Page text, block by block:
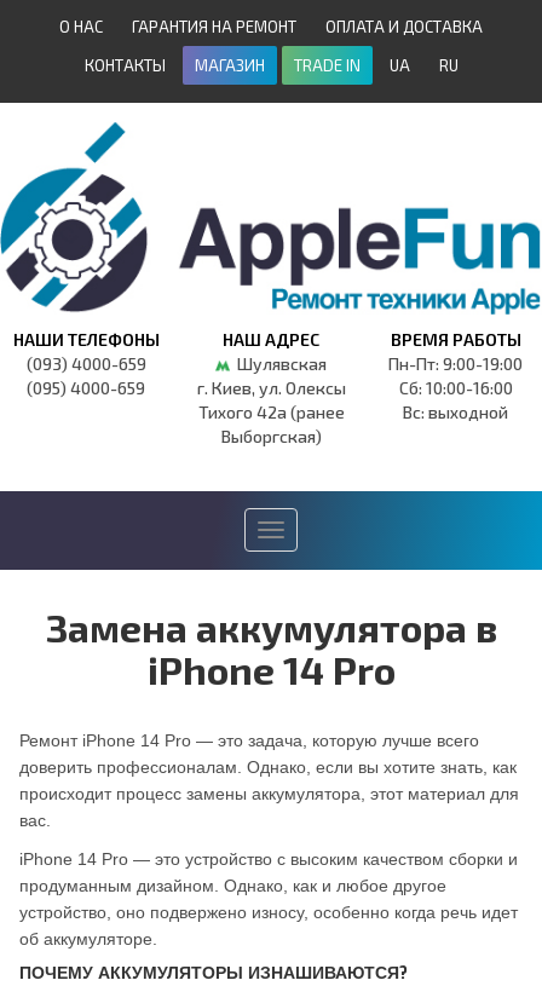
О НАС ГАРАНТИЯ НА РЕМОНТ
ОПЛАТА И ДОСТАВКА
КОНТАКТЫ
МАГАЗИН TRADE IN UA RU
НАШИ ТЕЛЕФОНЫ
(093) 4000-659
(095) 4000-659
НАШ АДРЕС
Шулявская
г. Киев, ул. Олексы
Тихого 42а (ранее
Выборгская)
ВРЕМЯ РАБОТЫ
Пн-Пт: 9:00-19:00
Сб: 10:00-16:00
Вс: выходной
Toggle
navigation
Замена аккумулятора в
iPhone 14 Pro
Ремонт iPhone 14 Pro — это задача, которую лучше всего
доверить профессионалам. Однако, если вы хотите знать, как
происходит процесс замены аккумулятора, этот материал для
вас.
iPhone 14 Pro — это устройство с высоким качеством сборки и
продуманным дизайном. Однако, как и любое другое
устройство, оно подвержено износу, особенно когда речь идет
об аккумуляторе.
ПОЧЕМУ АККУМУЛЯТОРЫ ИЗНАШИВАЮТСЯ?